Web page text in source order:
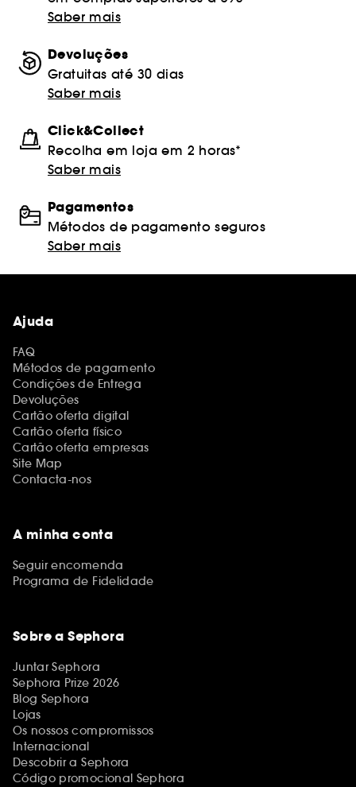
Saber mais
Devoluções
Gratuitas até 30 dias
Saber mais
Click&Collect
Recolha em loja em 2 horas*
Saber mais
Pagamentos
Métodos de pagamento seguros
Saber mais
Ajuda
FAQ
Métodos de pagamento
Condições de Entrega
Devoluções
Cartão oferta digital
Cartão oferta físico
Cartão oferta empresas
Site Map
Contacta-nos
A minha conta
Seguir encomenda
Programa de Fidelidade
Sobre a Sephora
Juntar Sephora
Sephora Prize 2026
Blog Sephora
Lojas
Os nossos compromissos
Internacional
Descobrir a Sephora
Código promocional Sephora